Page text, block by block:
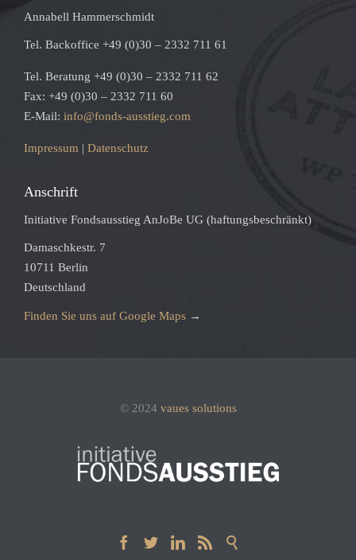
Annabell Hammerschmidt
Tel. Backoffice +49 (0)30 – 2332 711 61
Tel. Beratung +49 (0)30 – 2332 711 62
Fax: +49 (0)30 – 2332 711 60
E-Mail: info@fonds-ausstieg.com
Impressum | Datenschutz
Anschrift
Initiative Fondsausstieg AnJoBe UG (haftungsbeschränkt)
Damaschkestr. 7
10711 Berlin
Deutschland
Finden Sie uns auf Google Maps →
© 2024 vaues solutions
    